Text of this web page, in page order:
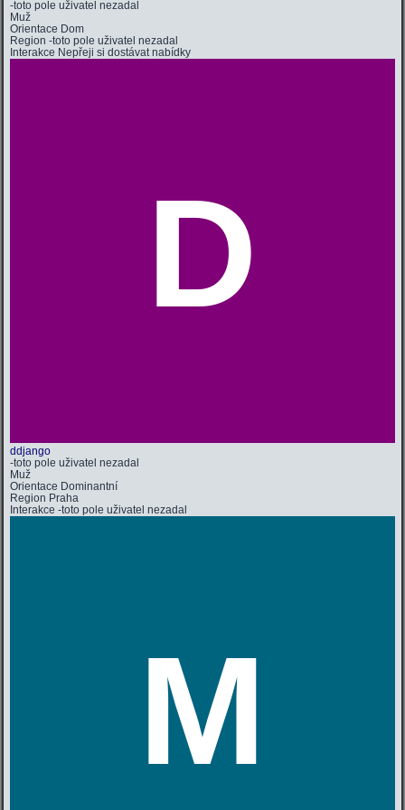
-toto pole uživatel nezadal
Muž
Orientace Dom
Region -toto pole uživatel nezadal
Interakce Nepřeji si dostávat nabídky
D
ddjango
-toto pole uživatel nezadal
Muž
Orientace Dominantní
Region Praha
Interakce -toto pole uživatel nezadal
M